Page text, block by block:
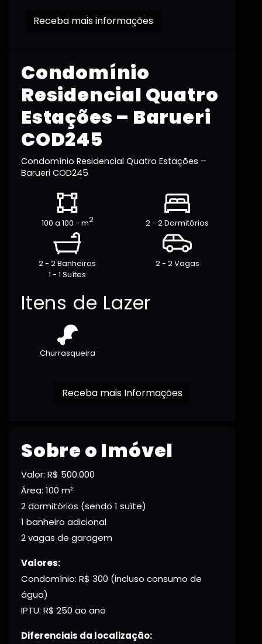
Condomínio
Residencial Quatro
Estações – Barueri
COD245
Condomínio Residencial Quatro Estações –
Barueri COD245
100 a 100 - m2 2 - 2 Dormitórios
2 - 2 Banheiros
1 - 1 Suítes
2 - 2 Vagas
Itens de Lazer
Churrasqueira
Receba mais Informações
Sobre o Imóvel
Valor: R$ 500.000
Área: 100 m²
2 dormitórios (sendo 1 suíte)
1 banheiro adicional
2 vagas de garagem
Valores:
Condomínio: R$ 300 (incluso consumo de
água)
IPTU: R$ 250 ao ano
Diferenciais da localização:
Receba mais informações